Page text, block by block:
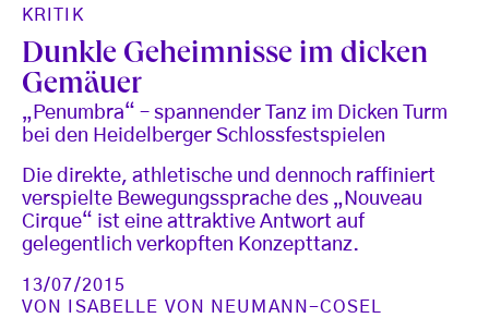
KRITIK
Dunkle Geheimnisse im dicken
Gemäuer
„Penumbra“ – spannender Tanz im Dicken Turm
bei den Heidelberger Schlossfestspielen
Die direkte, athletische und dennoch raffiniert
verspielte Bewegungssprache des „Nouveau
Cirque“ ist eine attraktive Antwort auf
gelegentlich verkopften Konzepttanz.
13/07/2015
VON
ISABELLE VON NEUMANN-COSEL